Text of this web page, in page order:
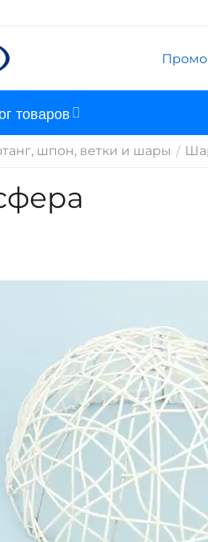
товаров
шпон, ветки и шары /